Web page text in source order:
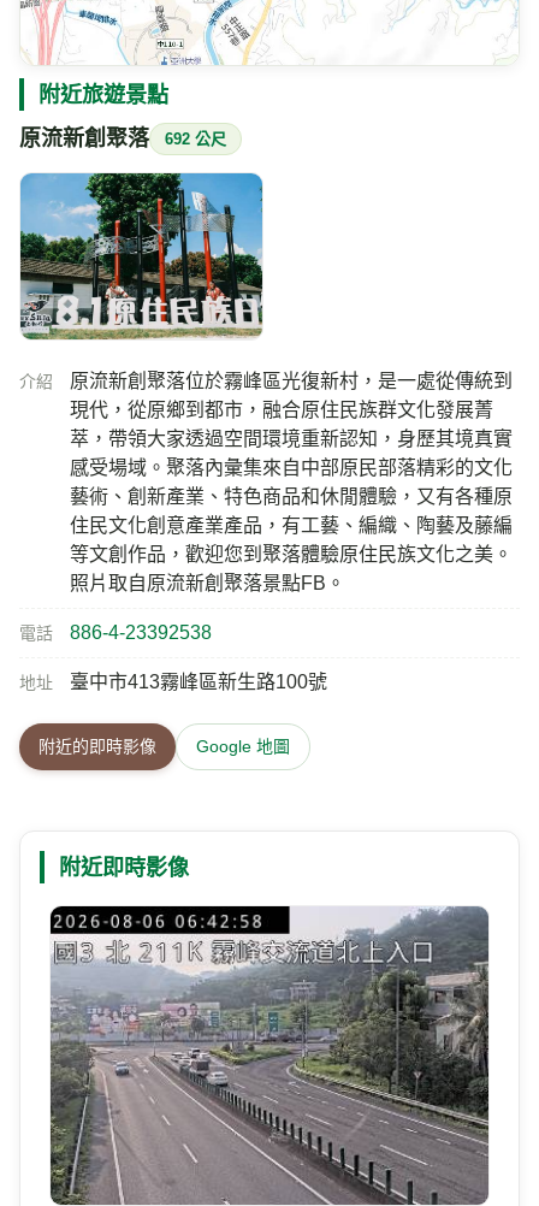
附近旅遊景點
原流新創聚落 692 公尺
介紹
原流新創聚落位於霧峰區光復新村，是一處從傳統到
現代，從原鄉到都市，融合原住民族群文化發展菁
萃，帶領大家透過空間環境重新認知，身歷其境真實
感受場域。聚落內彙集來自中部原民部落精彩的文化
藝術、創新產業、特色商品和休閒體驗，又有各種原
住民文化創意產業產品，有工藝、編織、陶藝及藤編
等文創作品，歡迎您到聚落體驗原住民族文化之美。
照片取自原流新創聚落景點FB。
電話 886-4-23392538
地址 臺中市413霧峰區新生路100號
附近的即時影像 Google 地圖
附近即時影像